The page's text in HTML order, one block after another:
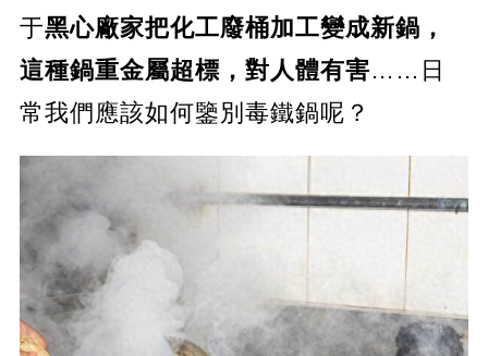
于黑心廠家把化工廢桶加工變成新鍋，
這種鍋重金屬超標，對人體有害……日
常我們應該如何鑒別毒鐵鍋呢？